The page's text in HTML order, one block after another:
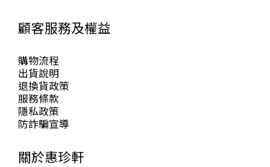
顧客服務及權益
購物流程
出貨說明
退換貨政策
服務條款
隱私政策
防詐騙宣導
關於惠珍軒